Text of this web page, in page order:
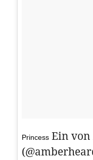
PrincessEin von